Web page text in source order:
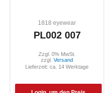
1818 eyewear
PL002 007
Zzgl. 0% MwSt.
zzgl. Versand
Lieferzeit: ca. 14 Werktage